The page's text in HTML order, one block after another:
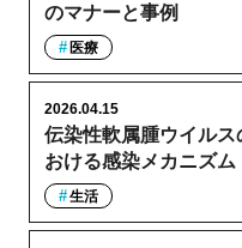
のマナーと事例
医療
伝染性軟属腫ウイル
おける感染メカニズム
2026.04.15
生活